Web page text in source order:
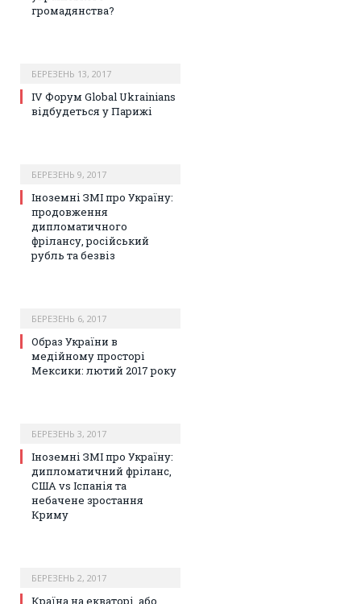
громадянства?
БЕРЕЗЕНЬ 13, 2017
ІV Форум Global Ukrainians
відбудеться у Парижі
БЕРЕЗЕНЬ 9, 2017
Іноземні ЗМІ про Україну:
продовження
дипломатичного
фрілансу, російський
рубль та безвіз
БЕРЕЗЕНЬ 6, 2017
Образ України в
медійному просторі
Мексики: лютий 2017 року
БЕРЕЗЕНЬ 3, 2017
Іноземні ЗМІ про Україну:
дипломатичний фріланс,
США vs Іспанія та
небачене зростання
Криму
БЕРЕЗЕНЬ 2, 2017
Країна на екваторі, або